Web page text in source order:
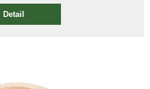
Detail